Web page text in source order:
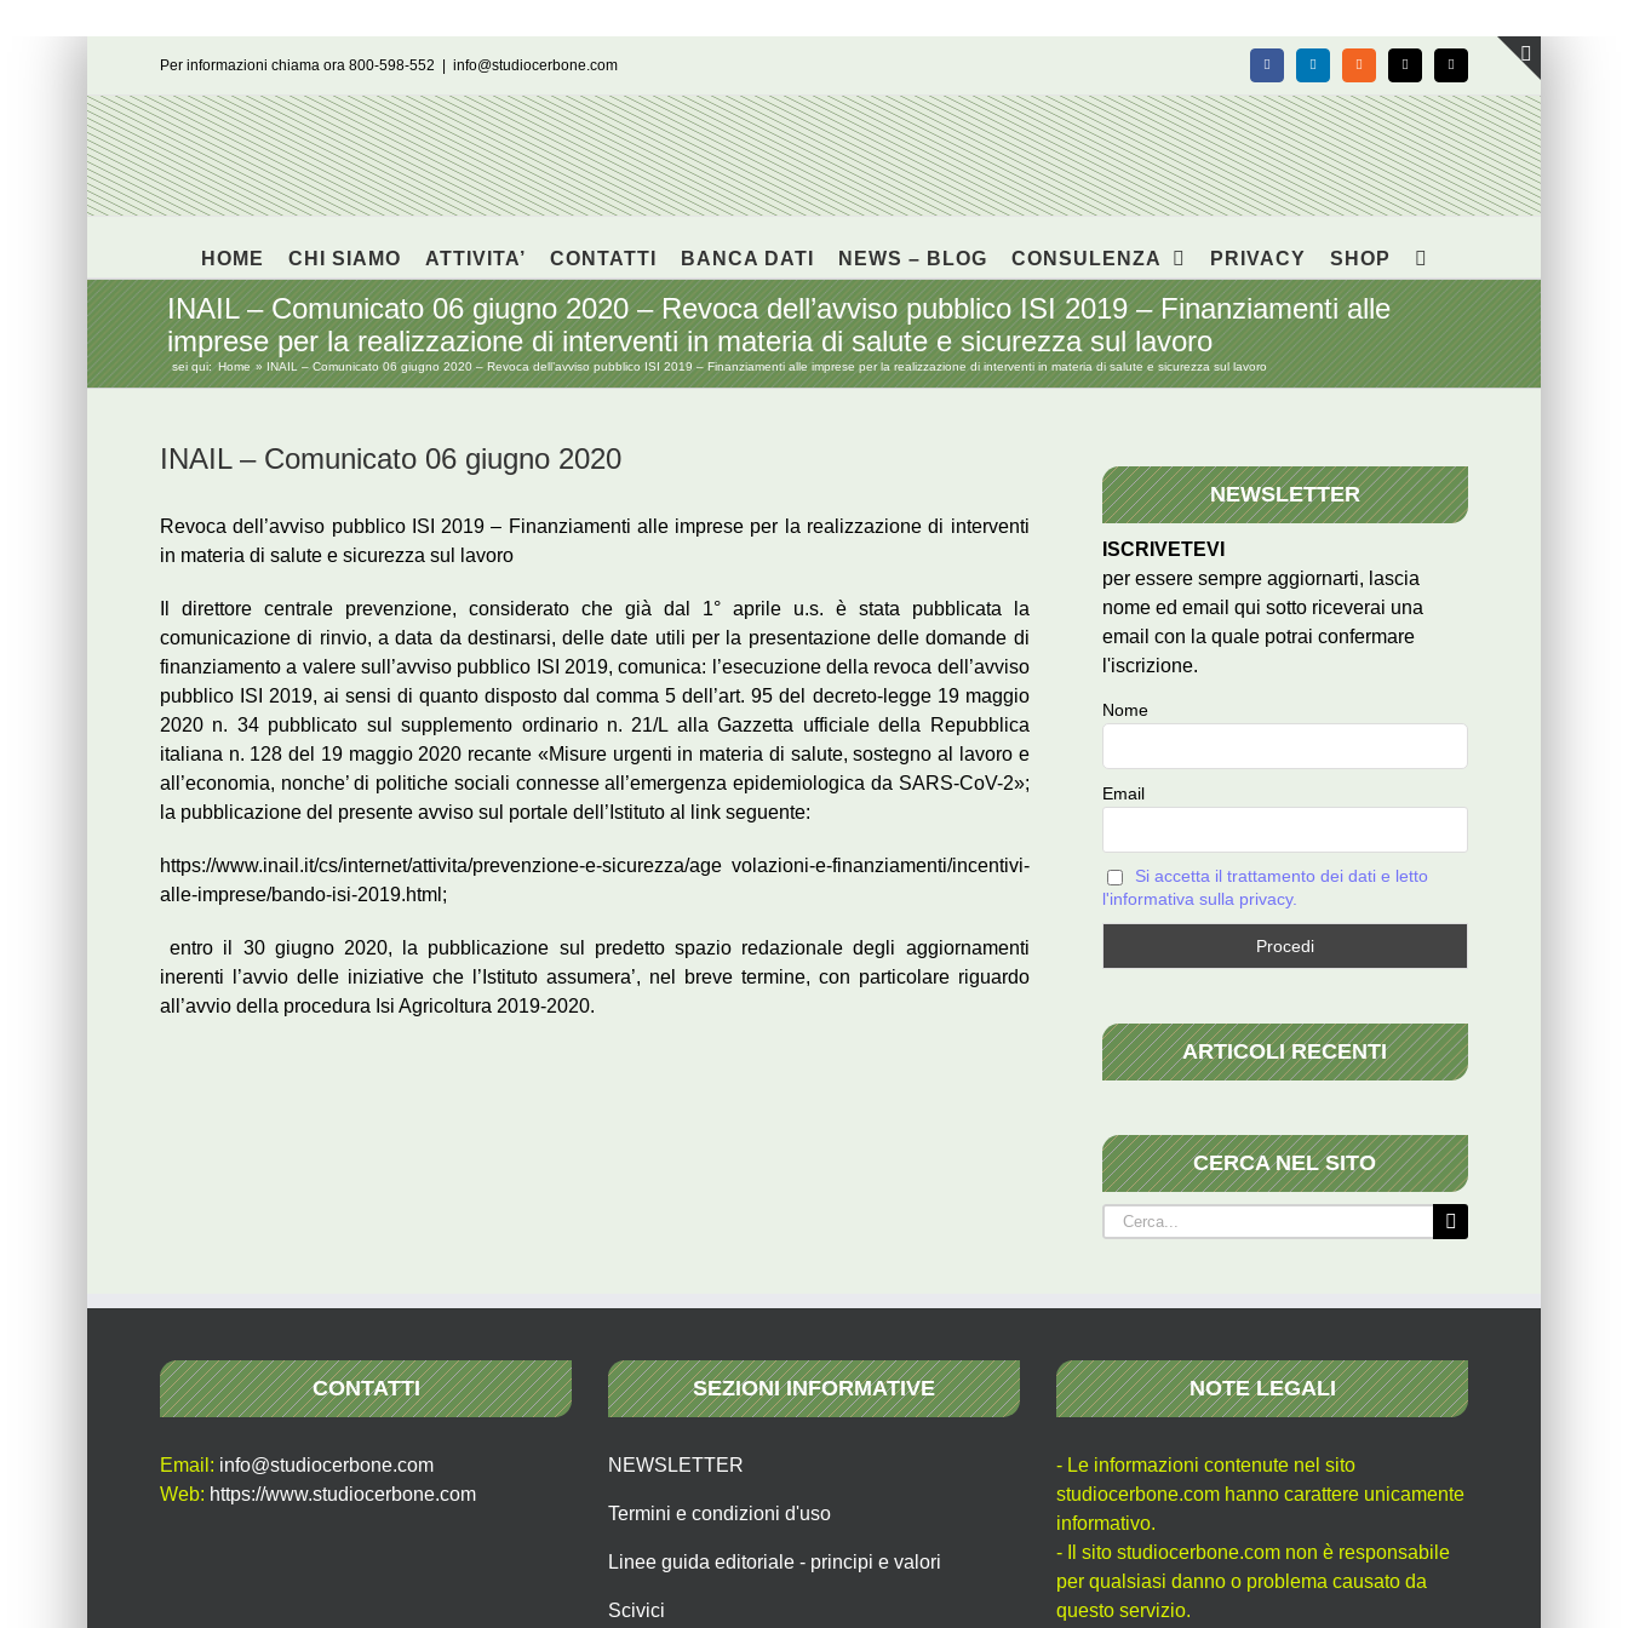
Per informazioni chiama ora 800-598-552 info@studiocerbone.com FacebookLinkedIn Rss X Email
HOME CHI SIAMO ATTIVITA’ CONTATTI BANCA DATI NEWS – BLOG CONSULENZA PRIVACY SHOP
INAIL – Comunicato 06 giugno 2020 – Revoca dell’avviso pubblico ISI 2019 – Finanziamenti alle
imprese per la realizzazione di interventi in materia di salute e sicurezza sul lavoro
sei qui: Home INAIL – Comunicato 06 giugno 2020 – Revoca dell’avviso pubblico ISI 2019 – Finanziamenti alle imprese per la realizzazione di interventi in materia di salute e sicurezza sul lavoro
INAIL – Comunicato 06 giugno 2020
Revoca dell’avviso pubblico ISI 2019 – Finanziamenti alle imprese per la realizzazione di interventi
in materia di salute e sicurezza sul lavoro
Il direttore centrale prevenzione, considerato che già dal 1° aprile u.s. è stata pubblicata la
comunicazione di rinvio, a data da destinarsi, delle date utili per la presentazione delle domande di
finanziamento a valere sull’avviso pubblico ISI 2019, comunica: l’esecuzione della revoca dell’avviso
pubblico ISI 2019, ai sensi di quanto disposto dal comma 5 dell’art. 95 del decreto-legge 19 maggio
2020 n. 34 pubblicato sul supplemento ordinario n. 21/L alla Gazzetta ufficiale della Repubblica
italiana n. 128 del 19 maggio 2020 recante «Misure urgenti in materia di salute, sostegno al lavoro e
all’economia, nonche’ di politiche sociali connesse all’emergenza epidemiologica da SARS-CoV-2»;
la pubblicazione del presente avviso sul portale dell’Istituto al link seguente:
https://www.inail.it/cs/internet/attivita/prevenzione-e-sicurezza/age volazioni-e-finanziamenti/incentivi-
alle-imprese/bando-isi-2019.html;
entro il 30 giugno 2020, la pubblicazione sul predetto spazio redazionale degli aggiornamenti
inerenti l’avvio delle iniziative che l’Istituto assumera’, nel breve termine, con particolare riguardo
all’avvio della procedura Isi Agricoltura 2019-2020.
NEWSLETTER
ISCRIVETEVI
per essere sempre aggiornarti, lascia
nome ed email qui sotto riceverai una
email con la quale potrai confermare
l'iscrizione.
Nome
Email
Si accetta il trattamento dei dati e letto
l'informativa sulla privacy.
ARTICOLI RECENTI
CERCA NEL SITO
Cerca
per:
CONTATTI
Email: info@studiocerbone.com
Web: https://www.studiocerbone.com
SEZIONI INFORMATIVE
NEWSLETTER
Termini e condizioni d'uso
Linee guida editoriale - principi e valori
Scivici
NOTE LEGALI
- Le informazioni contenute nel sito
studiocerbone.com hanno carattere unicamente
informativo.
- Il sito studiocerbone.com non è responsabile
per qualsiasi danno o problema causato da
questo servizio.
Toggle
area
barra
scorrevole